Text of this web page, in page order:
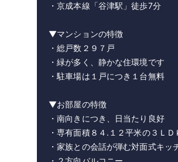
・京成本線「谷津駅」徒歩7分
▼マンションの特徴
・総戸数２９７戸
・緑が多く、静かな住環境です
・駐車場は１戸につき１台無料
▼お部屋の特徴
・南向きにつき、日当たり良好
・専有面積８４.１２平米の３ＬＤ
・家族との会話が弾む対面式キッ